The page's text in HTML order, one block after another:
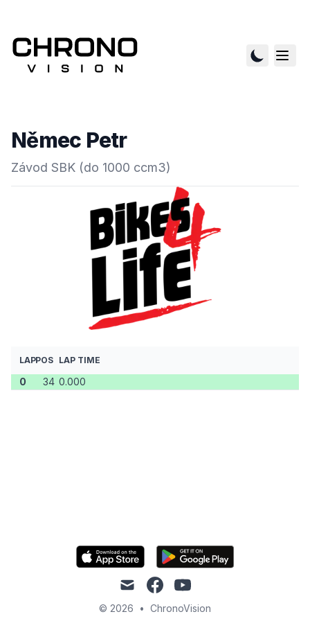
Němec Petr
Závod SBK (do 1000 ccm3)
LAPPOS LAP TIME
0 34 0.000
mail facebookyoutube
© 2026 • ChronoVision